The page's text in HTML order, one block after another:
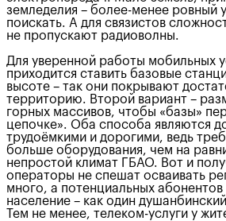
земледелия – более-менее ровный
поискать. А для связистов
не пропускают радиоволны.
Для уверенной работы мобильных
приходится ставить базовые
высоте – так они покрывают
территорию. Второй вариант –
горных массивов, чтобы «базы»
цепочке». Оба способа являются
трудоёмкими и дорогими, ведь
больше оборудования, чем на
непростой климат ГБАО. Вот и
операторы не спешат осваивать
много, а потенциальных
население – как один
Тем не менее, телеком-услуги у